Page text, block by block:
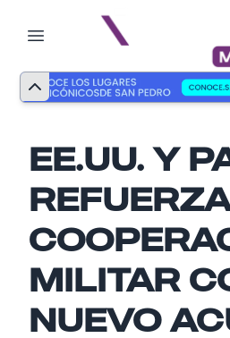
EE.UU. Y
MILITAR
NUEVO